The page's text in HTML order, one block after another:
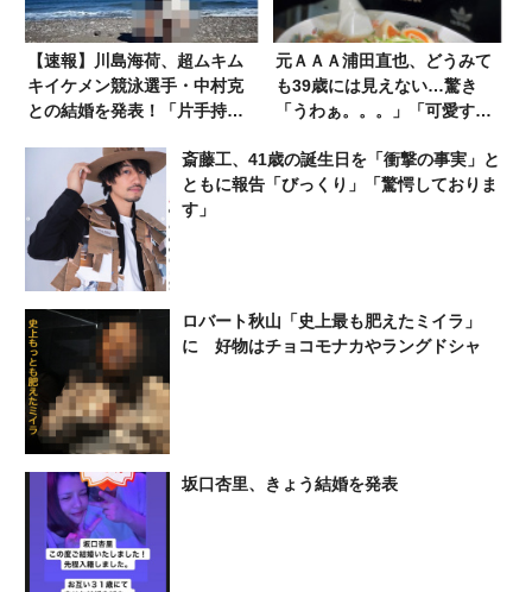
【速報】川島海荷、超ムキム
キイケメン競泳選手・中村克
との結婚を発表！「片手持ち
元ＡＡＡ浦田直也、どうみて
も39歳には見えない…驚き
「うわぁ。。。」「可愛すぎ
斎藤工、41歳の誕生日を「衝撃の事実」と
ともに報告「びっくり」「驚愕しておりま
す」
ロバート秋山「史上最も肥えたミイラ」
に 好物はチョコモナカやラングドシャ
坂口杏里、きょう結婚を発表